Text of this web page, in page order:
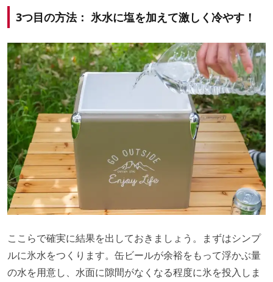
3つ目の方法： 氷水に塩を加えて激しく冷やす！
ここらで確実に結果を出しておきましょう。まずはシンプ
ルに氷水をつくります。缶ビールが余裕をもって浮かぶ量
の水を用意し、水面に隙間がなくなる程度に氷を投入しま